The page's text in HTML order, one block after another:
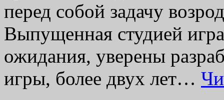
перед собой задачу
Выпущенная студией
ожидания, уверены
игры, более двух лет…